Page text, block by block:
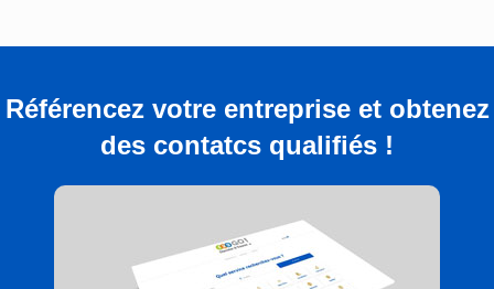
Référencez votre entreprise et obtenez
des contatcs qualifiés !